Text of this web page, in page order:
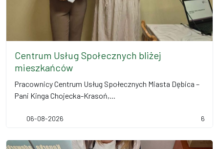
Centrum Usług Społecznych bliżej
mieszkańców
Pracownicy Centrum Usług Społecznych Miasta Dębica –
Pani Kinga Chojecka-Krasoń,...
06-08-2026 6